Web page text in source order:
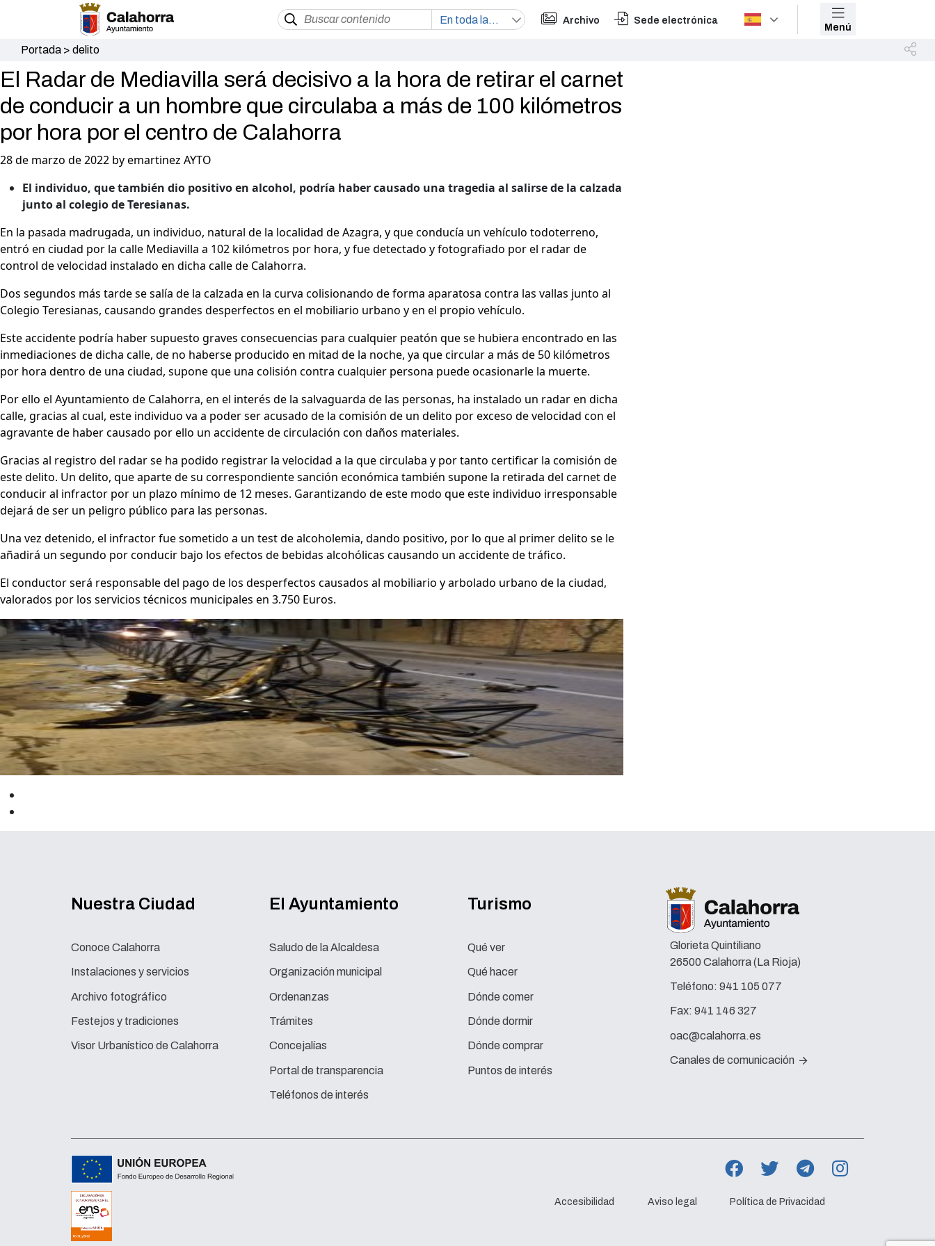
Archivo Sede electrónica
Menú
Portada> delito
El Radar de Mediavilla será decisivo a la hora de retirar el carnet
de conducir a un hombre que circulaba a más de 100 kilómetros
por hora por el centro de Calahorra
28 de marzo de 2022 by emartinez AYTO
El individuo, que también dio positivo en alcohol, podría haber causado una tragedia al salirse de la calzada
junto al colegio de Teresianas.
En la pasada madrugada, un individuo, natural de la localidad de Azagra, y que conducía un vehículo todoterreno,
entró en ciudad por la calle Mediavilla a 102 kilómetros por hora, y fue detectado y fotografiado por el radar de
control de velocidad instalado en dicha calle de Calahorra.
Dos segundos más tarde se salía de la calzada en la curva colisionando de forma aparatosa contra las vallas junto al
Colegio Teresianas, causando grandes desperfectos en el mobiliario urbano y en el propio vehículo.
Este accidente podría haber supuesto graves consecuencias para cualquier peatón que se hubiera encontrado en las
inmediaciones de dicha calle, de no haberse producido en mitad de la noche, ya que circular a más de 50 kilómetros
por hora dentro de una ciudad, supone que una colisión contra cualquier persona puede ocasionarle la muerte.
Por ello el Ayuntamiento de Calahorra, en el interés de la salvaguarda de las personas, ha instalado un radar en dicha
calle, gracias al cual, este individuo va a poder ser acusado de la comisión de un delito por exceso de velocidad con el
agravante de haber causado por ello un accidente de circulación con daños materiales.
Gracias al registro del radar se ha podido registrar la velocidad a la que circulaba y por tanto certificar la comisión de
este delito. Un delito, que aparte de su correspondiente sanción económica también supone la retirada del carnet de
conducir al infractor por un plazo mínimo de 12 meses. Garantizando de este modo que este individuo irresponsable
dejará de ser un peligro público para las personas.
Una vez detenido, el infractor fue sometido a un test de alcoholemia, dando positivo, por lo que al primer delito se le
añadirá un segundo por conducir bajo los efectos de bebidas alcohólicas causando un accidente de tráfico.
El conductor será responsable del pago de los desperfectos causados al mobiliario y arbolado urbano de la ciudad,
valorados por los servicios técnicos municipales en 3.750 Euros.
Nuestra Ciudad
Conoce Calahorra
Instalaciones y servicios
Archivo fotográfico
Festejos y tradiciones
Visor Urbanístico de Calahorra
El Ayuntamiento
Saludo de la Alcaldesa
Organización municipal
Ordenanzas
Trámites
Concejalías
Portal de transparencia
Teléfonos de interés
Turismo
Qué ver
Qué hacer
Dónde comer
Dónde dormir
Dónde comprar
Puntos de interés
Glorieta Quintiliano
26500 Calahorra (La Rioja)
Teléfono: 941 105 077
Fax: 941 146 327
oac@calahorra.es
Canales de comunicación
Accesibilidad Aviso legal Política de Privacidad